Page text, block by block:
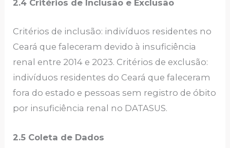
2.4 Critérios de Inclusão e Exclusão
Critérios de inclusão: indivíduos residentes no
Ceará que faleceram devido à insuficiência
renal entre 2014 e 2023. Critérios de exclusão:
indivíduos residentes do Ceará que faleceram
fora do estado e pessoas sem registro de óbito
por insuficiência renal no DATASUS.
2.5 Coleta de Dados